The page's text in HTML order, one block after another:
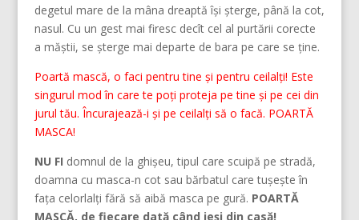
degetul mare de la mâna dreaptă își șterge, până la cot,
nasul. Cu un gest mai firesc decît cel al purtării corecte
a măștii, se șterge mai departe de bara pe care se ține.
Poartă mască, o faci pentru tine și pentru ceilalți! Este
singurul mod în care te poți proteja pe tine și pe cei din
jurul tău. Încurajează-i și pe ceilalți să o facă. POARTĂ
MASCA!
NU FI domnul de la ghișeu, tipul care scuipă pe stradă,
doamna cu masca-n cot sau bărbatul care tușește în
fața celorlalți fără să aibă masca pe gură. POARTĂ
MASCĂ, de fiecare dată când ieși din casă!